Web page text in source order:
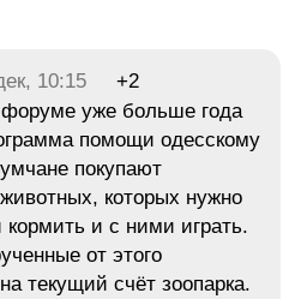
10:15
+2
уже больше года
помощи одесскому
покупают
которых нужно
кормить и с ними играть.
от этого
текущий счёт зоопарка.